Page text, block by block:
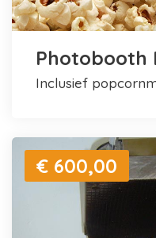
Photobooth
inclusief
€ 600,00